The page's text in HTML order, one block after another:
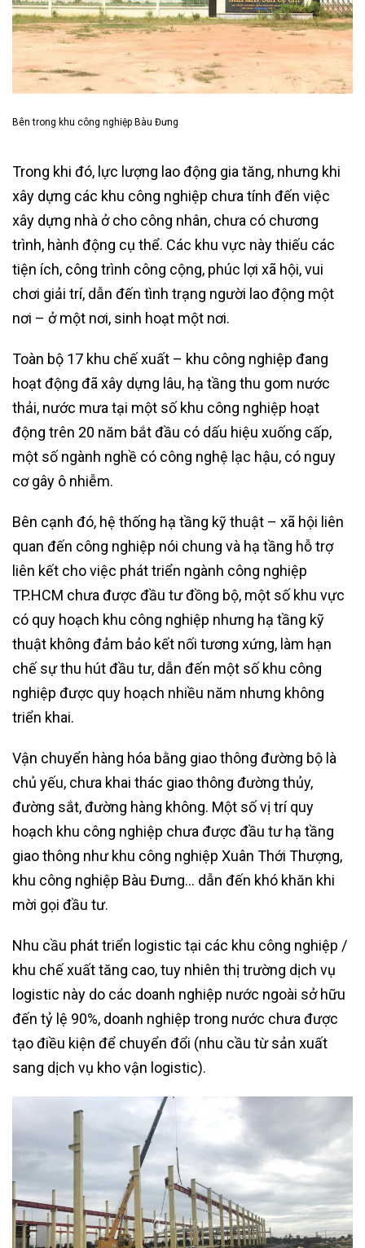
Bên trong khu công nghiệp Bàu Đưng
Trong khi đó, lực lượng lao động gia tăng, nhưng khi
xây dựng các khu công nghiệp chưa tính đến việc
xây dựng nhà ở cho công nhân, chưa có chương
trình, hành động cụ thể. Các khu vực này thiếu các
tiện ích, công trình công cộng, phúc lợi xã hội, vui
chơi giải trí, dẫn đến tình trạng người lao động một
nơi – ở một nơi, sinh hoạt một nơi.
Toàn bộ 17 khu chế xuất – khu công nghiệp đang
hoạt động đã xây dựng lâu, hạ tầng thu gom nước
thải, nước mưa tại một số khu công nghiệp hoạt
động trên 20 năm bắt đầu có dấu hiệu xuống cấp,
một số ngành nghề có công nghệ lạc hậu, có nguy
cơ gây ô nhiễm.
Bên cạnh đó, hệ thống hạ tầng kỹ thuật – xã hội liên
quan đến công nghiệp nói chung và hạ tầng hỗ trợ
liên kết cho việc phát triển ngành công nghiệp
TP.HCM chưa được đầu tư đồng bộ, một số khu vực
có quy hoạch khu công nghiệp nhưng hạ tầng kỹ
thuật không đảm bảo kết nối tương xứng, làm hạn
chế sự thu hút đầu tư, dẫn đến một số khu công
nghiệp được quy hoạch nhiều năm nhưng không
triển khai.
Vận chuyển hàng hóa bằng giao thông đường bộ là
chủ yếu, chưa khai thác giao thông đường thủy,
đường sắt, đường hàng không. Một số vị trí quy
hoạch khu công nghiệp chưa được đầu tư hạ tầng
giao thông như khu công nghiệp Xuân Thới Thượng,
khu công nghiệp Bàu Đưng… dẫn đến khó khăn khi
mời gọi đầu tư.
Nhu cầu phát triển logistic tại các khu công nghiệp /
khu chế xuất tăng cao, tuy nhiên thị trường dịch vụ
logistic này do các doanh nghiệp nước ngoài sở hữu
đến tỷ lệ 90%, doanh nghiệp trong nước chưa được
tạo điều kiện để chuyển đổi (nhu cầu từ sản xuất
sang dịch vụ kho vận logistic).